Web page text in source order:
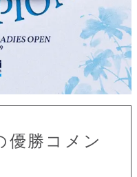
優勝コメン